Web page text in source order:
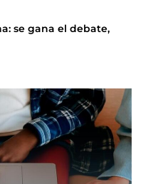
se gana el debate,